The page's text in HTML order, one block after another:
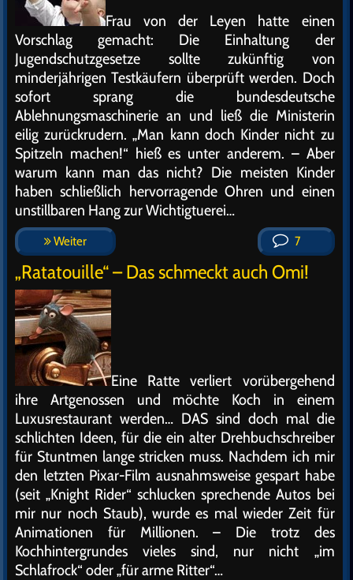
Frau von der Leyen hatte einen
Vorschlag gemacht: Die Einhaltung der
Jugendschutzgesetze sollte zukünftig von
minderjährigen Testkäufern überprüft werden. Doch
sofort sprang die bundesdeutsche
Ablehnungsmaschinerie an und ließ die Ministerin
eilig zurückrudern. „Man kann doch Kinder nicht zu
Spitzeln machen!“ hieß es unter anderem. – Aber
warum kann man das nicht? Die meisten Kinder
haben schließlich hervorragende Ohren und einen
unstillbaren Hang zur Wichtigtuerei…
Weiter 7
„Ratatouille“ – Das schmeckt auch Omi!
Eine Ratte verliert vorübergehend
ihre Artgenossen und möchte Koch in einem
Luxusrestaurant werden… DAS sind doch mal die
schlichten Ideen, für die ein alter Drehbuchschreiber
für Stuntmen lange stricken muss. Nachdem ich mir
den letzten Pixar-Film ausnahmsweise gespart habe
(seit „Knight Rider“ schlucken sprechende Autos bei
mir nur noch Staub), wurde es mal wieder Zeit für
Animationen für Millionen. – Die trotz des
Kochhintergrundes vieles sind, nur nicht „im
Schlafrock“ oder „für arme Ritter“…